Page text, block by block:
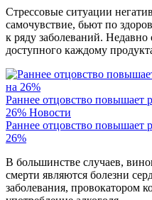
Стрессовые ситуации
самочувствие, бьют по
к ряду заболеваний.
доступного каждому
Раннее отцовство повышает
26% Новости
Раннее отцовство повышает
26%
В большинстве случаев,
смерти являются болезни
заболевания, провокатором